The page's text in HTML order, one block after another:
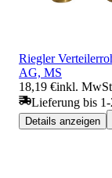
Riegler
AG, MS
18,19 €inkl.
Lieferung bis
Details anzeigen